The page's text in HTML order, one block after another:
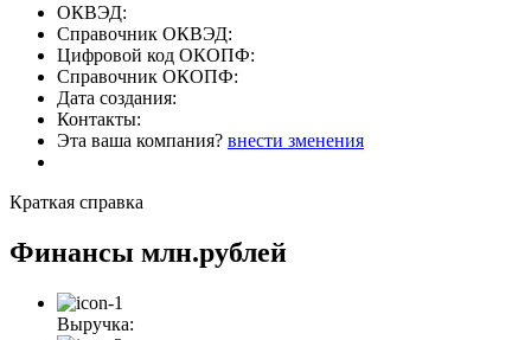
ОКВЭД:
Справочник ОКВЭД:
Цифровой код ОКОПФ:
Справочник ОКОПФ:
Дата создания:
Контакты:
Эта ваша компания? внести зменения
Краткая справка
Финансы млн.рублей
Выручка: